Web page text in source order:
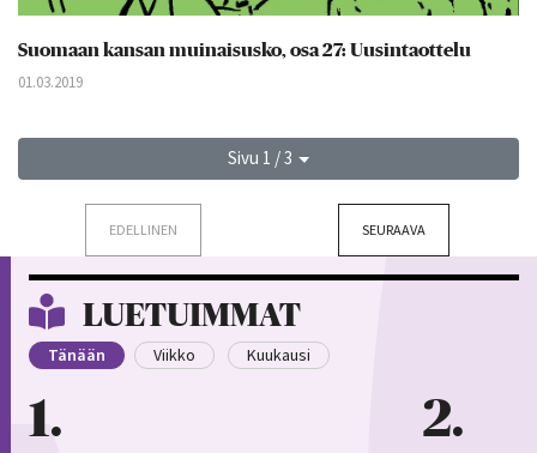
Suomaan kansan muinaisusko, osa 27: Uusintaottelu
01.03.2019
Sivu 1 / 3
EDELLINEN SEURAAVA
LUETUIMMAT
Tänään Viikko Kuukausi
1 2